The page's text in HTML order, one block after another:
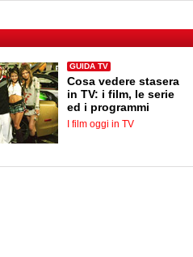
GUIDA TV
Cosa vedere stasera
in TV: i film, le serie
ed i programmi
I film oggi in TV